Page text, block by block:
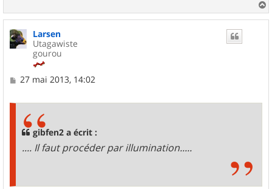
a
Larsen
Utagawiste
gourou
M
27 mai 2013, 14:02
gibfen2 a écrit :
.... Il faut procéder par illumination.....